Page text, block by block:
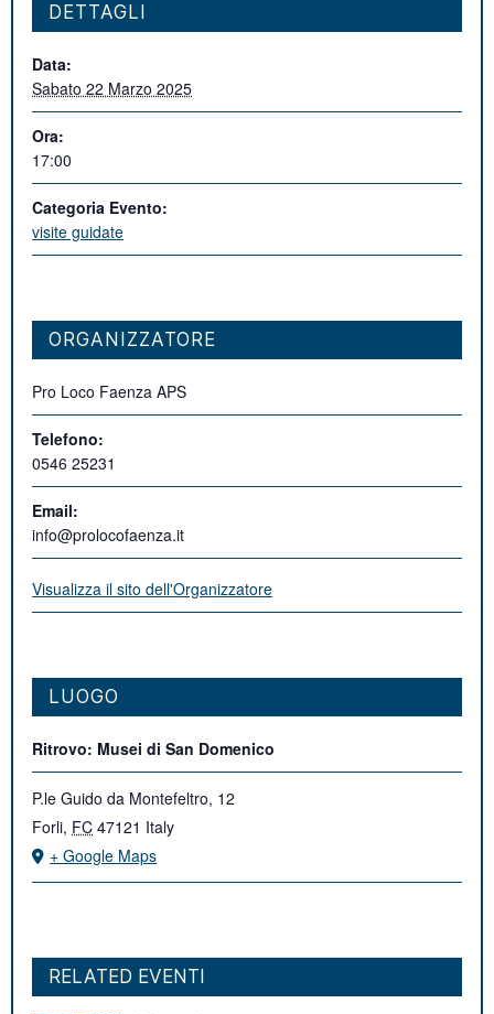
DETTAGLI
Data:
Sabato 22 Marzo 2025
Ora:
17:00
Categoria Evento:
visite guidate
LUOGO
Ritrovo: Musei di San Domenico
P.le Guido da Montefeltro, 12
Forli, FC 47121 Italy
+ Google Maps
ORGANIZZATORE
Pro Loco Faenza APS
Telefono:
0546 25231
Email:
info@prolocofaenza.it
Visualizza il sito dell'Organizzatore
RELATED EVENTI